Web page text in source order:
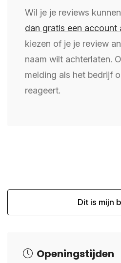
Wil je je reviews
dan gratis een account
kiezen of je je review
naam wilt achterlaten.
melding als het bedrijf
reageert.
Dit is mijn
Openingstijden